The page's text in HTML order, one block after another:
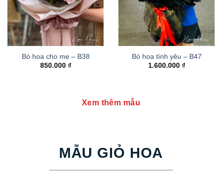
Bó hoa cho mẹ – B38
850.000 ₫
Bó hoa tình yêu – B47
1.600.000 ₫
Xem thêm mẫu
MẪU GIỎ HOA